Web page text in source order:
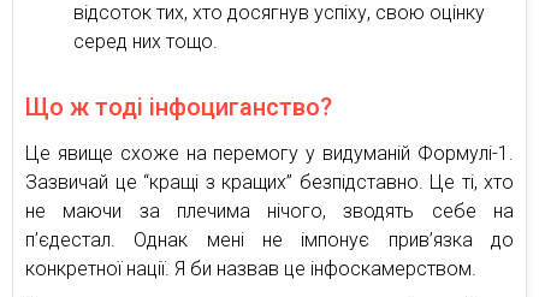
відсоток тих, хто досягнув успіху, свою оцінку
серед них тощо.
Що ж тоді інфоциганство?
Це явище схоже на перемогу у видуманій Формулі-1.
Зазвичай це “кращі з кращих” безпідставно. Це ті, хто
не маючи за плечима нічого, зводять себе на
п’єдестал. Однак мені не імпонує прив’язка до
конкретної нації. Я би назвав це інфоскамерством.